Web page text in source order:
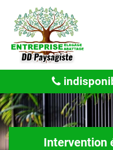
Intervention